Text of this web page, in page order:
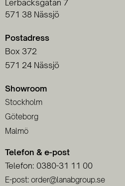
Lerbacksgatan 7
571 38 Nässjö
Postadress
Box 372
571 24 Nässjö
Showroom
Stockholm
Göteborg
Malmö
Telefon & e-post
Telefon: 0380-31 11 00
E-post: order@lanabgroup.se